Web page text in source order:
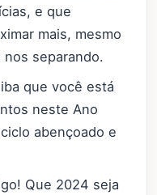
e que
mais, mesmo
separando.
que você está
neste Ano
abençoado e
Que 2024 seja